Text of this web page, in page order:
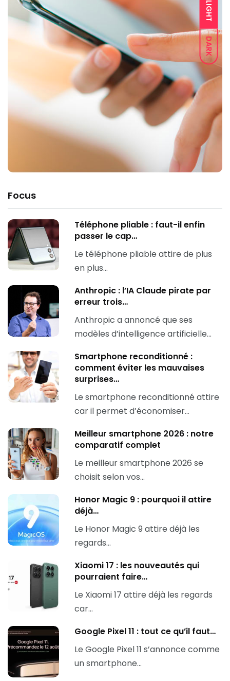
LIGHT
DARK
Focus
Téléphone pliable : faut-il enfin
passer le cap…
Le téléphone pliable attire de plus
en plus…
Anthropic : l’IA Claude pirate par
erreur trois…
Anthropic a annoncé que ses
modèles d’intelligence artificielle…
Smartphone reconditionné :
comment éviter les mauvaises
surprises…
Le smartphone reconditionné attire
car il permet d’économiser…
Meilleur smartphone 2026 : notre
comparatif complet
Le meilleur smartphone 2026 se
choisit selon vos…
Honor Magic 9 : pourquoi il attire
déjà…
Le Honor Magic 9 attire déjà les
regards…
Xiaomi 17 : les nouveautés qui
pourraient faire…
Le Xiaomi 17 attire déjà les regards
car…
Google Pixel 11 : tout ce qu’il faut…
Le Google Pixel 11 s’annonce comme
un smartphone…